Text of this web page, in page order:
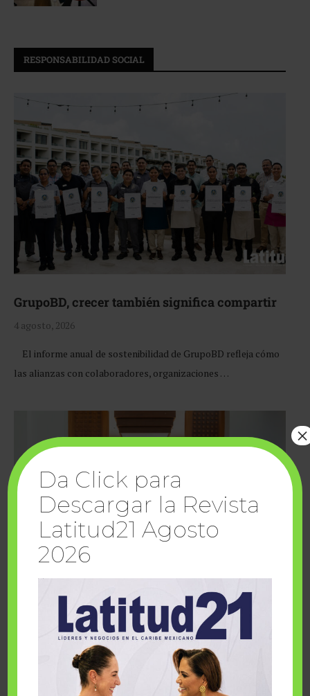
RESPONSABILIDAD SOCIAL
GrupoBD, crecer también significa compartir
4 agosto, 2026
El informe anual de sostenibilidad de GrupoBD refleja cómo
las alianzas con colaboradores, organizaciones …
Cuando la solidaridad inspira; cumplen
sueños Fairmont Mayakoba y Make-A-Wish
Da Click para
Descargar la Revista
Latitud21 Agosto
2026
×